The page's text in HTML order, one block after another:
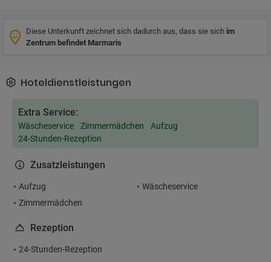
Diese Unterkunft zeichnet sich dadurch aus, dass sie sich im
Zentrum befindet Marmaris
Hoteldienstleistungen
Extra Service:
Wäscheservice Zimmermädchen
Aufzug
24-Stunden-Rezeption
Zusatzleistungen
Aufzug
Wäscheservice
Zimmermädchen
Rezeption
24-Stunden-Rezeption